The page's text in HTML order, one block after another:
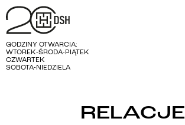
GODZINY OTWARCIA:
WTOREK-ŚRODA-PIĄTEK
CZWARTEK
SOBOTA-NIEDZIELA
RELACJE